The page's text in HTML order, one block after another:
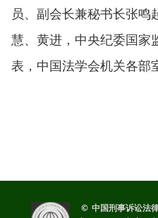
员、副会长兼秘书长张
慧、黄进，中央纪委国家
表，中国法学会机关各部
© 中国刑事诉讼法